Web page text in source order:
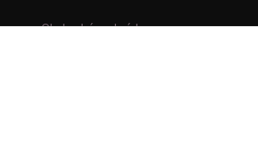
Obchodní podmínky